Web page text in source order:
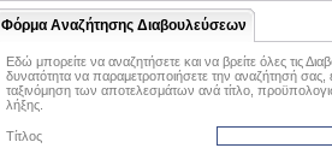
Φόρμα Αναζήτησης Διαβουλεύσεων
Εδώ μπορείτε να αναζητήσετε και να βρείτε όλες τις
δυνατότητα να παραμετροποιήσετε την αναζήτησή σας,
ταξινόμηση των αποτελεσμάτων ανά τίτλο,
λήξης.
Τίτλος